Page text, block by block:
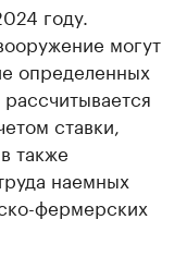
году.
могут
определенных
ставки,
также
наемных
фермерских